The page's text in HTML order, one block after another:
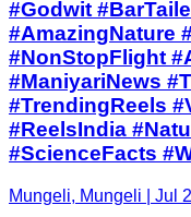
#Godwit
#AmazingNature
#NonStopFlight
#ManiyariNews
#TrendingReels
#ReelsIndia
#ScienceFacts
Mungeli, Mungeli | Jul